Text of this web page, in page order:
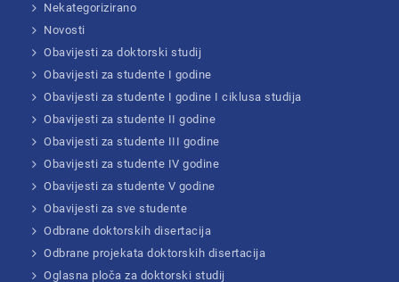
Nekategorizirano
Novosti
Obavijesti za doktorski studij
Obavijesti za studente I godine
Obavijesti za studente I godine I ciklusa studija
Obavijesti za studente II godine
Obavijesti za studente III godine
Obavijesti za studente IV godine
Obavijesti za studente V godine
Obavijesti za sve studente
Odbrane doktorskih disertacija
Odbrane projekata doktorskih disertacija
Oglasna ploča za doktorski studij